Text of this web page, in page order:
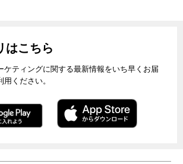
はこちら
ケティングに関する最新情報をいち早くお届
ください。